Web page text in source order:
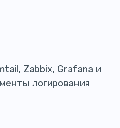
Zabbix, Grafana и
логирования